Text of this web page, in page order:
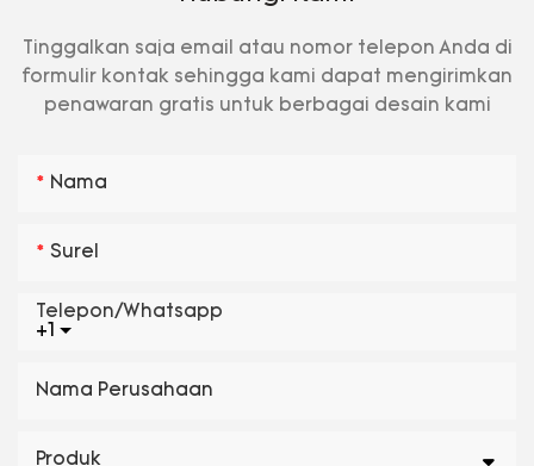
Tinggalkan saja email atau nomor telepon Anda di
formulir kontak sehingga kami dapat mengirimkan
penawaran gratis untuk berbagai desain kami
Nama
Surel
+1
Telepon/whatsapp
Nama Perusahaan
Produk